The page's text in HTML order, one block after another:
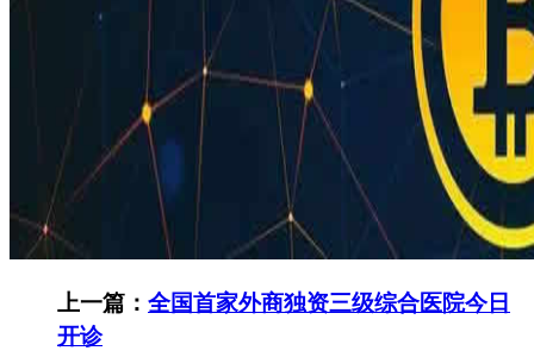
上一篇： 全国首家外商独资三级综合医院今日
开诊